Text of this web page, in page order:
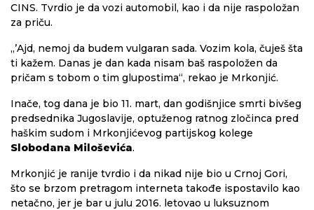
CINS. Tvrdio je da vozi automobil, kao i da nije raspoložan
za priču.
„’Ajd, nemoj da budem vulgaran sada. Vozim kola, čuješ šta
ti kažem. Danas je dan kada nisam baš raspoložen da
pričam s tobom o tim glupostima“, rekao je Mrkonjić.
Inače, tog dana je bio 11. mart, dan godišnjice smrti bivšeg
predsednika Jugoslavije, optuženog ratnog zločinca pred
haškim sudom i Mrkonjićevog partijskog kolege
Slobodana Miloševića.
Mrkonjić je ranije tvrdio i da nikad nije bio u Crnoj Gori,
što se brzom pretragom interneta takođe ispostavilo kao
netačno, jer je bar u julu 2016. letovao u luksuznom